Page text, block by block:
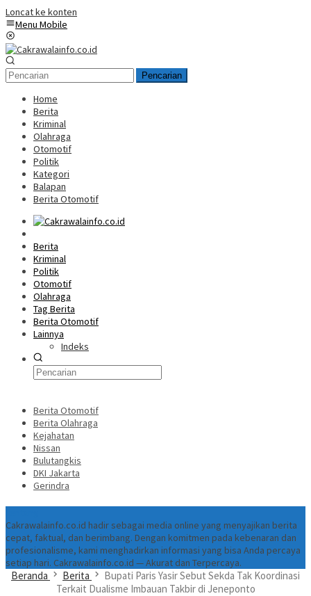
Loncat ke konten
Menu Mobile
Pencarian
Home
Berita
Kriminal
Olahraga
Otomotif
Politik
Kategori
Balapan
Berita Otomotif
Berita
Kriminal
Politik
Otomotif
Olahraga
Tag Berita
Berita Otomotif
Lainnya
Indeks
Berita Otomotif
Berita Olahraga
Kejahatan
Nissan
Bulutangkis
DKI Jakarta
Gerindra
Cakrawalainfo.co.id hadir sebagai media online yang menyajikan berita
cepat, faktual, dan berimbang. Dengan komitmen pada kebenaran dan
profesionalisme, kami menghadirkan informasi yang bisa Anda percaya
setiap hari. Cakrawalainfo.co.id — Akurat dan Terpercaya.
Beranda Berita
Bupati Paris Yasir Sebut Sekda Tak Koordinasi
Terkait Dualisme Imbauan Takbir di Jeneponto